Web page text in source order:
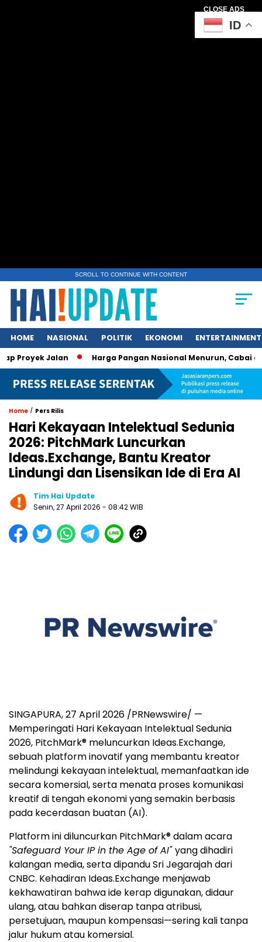
CLOSE ADS
SCROLL TO CONTINUE WITH CONTENT
HOME NASIONAL POLITIK EKONOMI ENTERTAINMENT
Jalan Harga Pangan Nasional Menurun, Cabai dan Ikan
Home / Pers Rilis
Hari Kekayaan Intelektual Sedunia
2026: PitchMark Luncurkan
Ideas.Exchange, Bantu Kreator
Lindungi dan Lisensikan Ide di Era AI
Tim Hai Update
Senin, 27 April 2026 - 08:42 WIB
SINGAPURA, 27 April 2026 /PRNewswire/ —
Memperingati Hari Kekayaan Intelektual Sedunia
2026, PitchMark® meluncurkan Ideas.Exchange,
sebuah platform inovatif yang membantu kreator
melindungi kekayaan intelektual, memanfaatkan ide
secara komersial, serta menata proses komunikasi
kreatif di tengah ekonomi yang semakin berbasis
pada kecerdasan buatan (AI).
Platform ini diluncurkan PitchMark® dalam acara
"Safeguard Your IP in the Age of AI"yang dihadiri
kalangan media, serta dipandu Sri Jegarajah dari
CNBC. Kehadiran Ideas.Exchange menjawab
kekhawatiran bahwa ide kerap digunakan, didaur
ulang, atau bahkan diserap tanpa atribusi,
persetujuan, maupun kompensasi—sering kali tanpa
jalur hukum atau komersial.
ID